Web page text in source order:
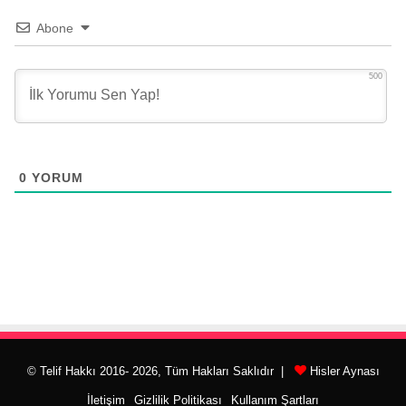
Abone
500
0 YORUM
© Telif Hakkı 2016- 2026, Tüm Hakları Saklıdır | Hisler Aynası
İletişim Gizlilik Politikası Kullanım Şartları